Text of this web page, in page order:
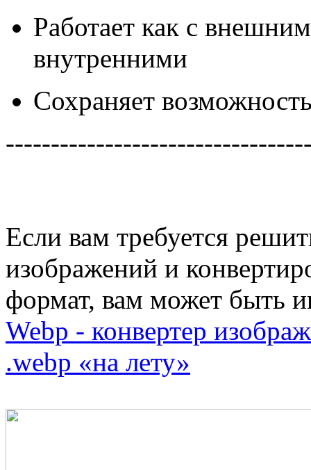
Работает как с
внутренними
Сохраняет
Если вам требуется
изображений и
формат, вам может быть
Webp - конвертер
.webp «на лету»